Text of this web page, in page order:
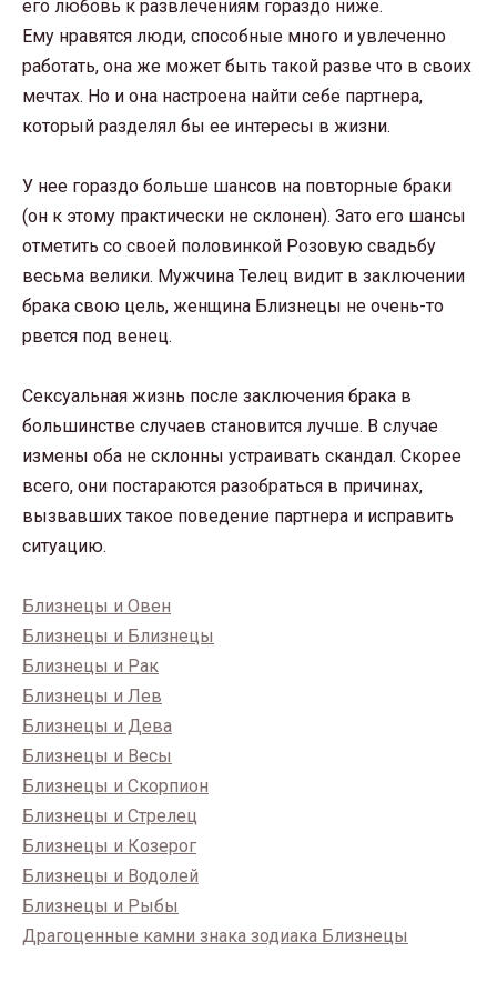
его любовь к развлечениям гораздо ниже.
Ему нравятся люди, способные много и увлеченно
работать, она же может быть такой разве что в своих
мечтах. Но и она настроена найти себе партнера,
который разделял бы ее интересы в жизни.
У нее гораздо больше шансов на повторные браки
(он к этому практически не склонен). Зато его шансы
отметить со своей половинкой Розовую свадьбу
весьма велики. Мужчина Телец видит в заключении
брака свою цель, женщина Близнецы не очень-то
рвется под венец.
Сексуальная жизнь после заключения брака в
большинстве случаев становится лучше. В случае
измены оба не склонны устраивать скандал. Скорее
всего, они постараются разобраться в причинах,
вызвавших такое поведение партнера и исправить
ситуацию.
Близнецы и Овен
Близнецы и Близнецы
Близнецы и Рак
Близнецы и Лев
Близнецы и Дева
Близнецы и Весы
Близнецы и Скорпион
Близнецы и Стрелец
Близнецы и Козерог
Близнецы и Водолей
Близнецы и Рыбы
Драгоценные камни знака зодиака Близнецы